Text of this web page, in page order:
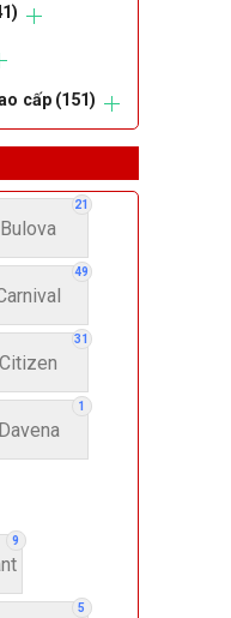
cấp (151)
21
Bulova
49
31
Citizen
1
Davena
9
5